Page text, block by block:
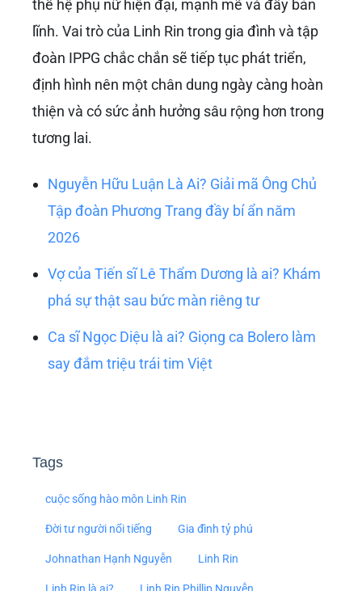
việc và gia đình không chỉ giúp cô có thêm
động lực mà còn là nền tảng để cô duy trì sức
ảnh hưởng của mình trong cả giới kinh doanh
lẫn công chúng.
Tóm lại, câu hỏiLinh Rin là ai?đã được giải
đáp một cách chi tiết và đa chiều. Từ một mẫu
thành nàng dâu của gia đình tỷ phú Johnathan
Hạnh Nguyễn và nắm giữ một vị trí cấp cao,
quyền lực trong tập đoàn hàng hiệu danh
tiếng. Hành trình của Linh Rin là sự kết hợp
còn là một nữ doanh nhân, một biểu tượng cho
thế hệ phụ nữ hiện đại, mạnh mẽ và đầy bản
lĩnh. Vai trò của Linh Rin trong gia đình và tập
đoàn IPPG chắc chắn sẽ tiếp tục phát triển,
định hình nên một chân dung ngày càng hoàn